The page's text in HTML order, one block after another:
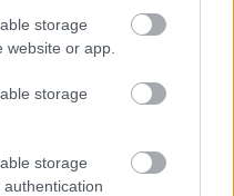
storage
website or app.
storage
storage
Νέα οριστικά